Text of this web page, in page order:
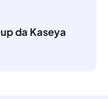
da Kaseya